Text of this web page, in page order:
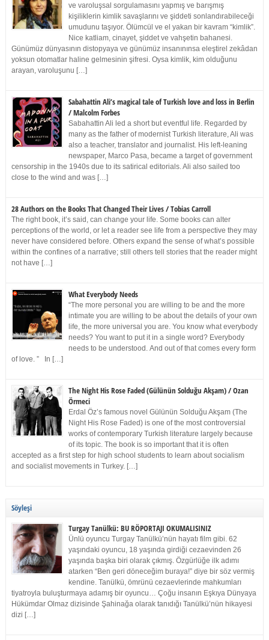
ve varoluşsal sorgulamasını yapmış ve barışmış
kişiliklerin kimlik savaşlarını ve şiddeti sonlandırabileceği
umudunu taşıyor. Ölümcül ve el yakan bir kavram “kimlik”.
Nice katliam, cinayet, şiddet ve vahşetin bahanesi.
Günümüz dünyasının distopyaya ve günümüz insanınınsa eleştirel zekâdan
yoksun otomatlar haline gelmesinin şifresi. Oysa kimlik, kim olduğunu
arayan, varoluşunu […]
Sabahattin Ali’s magical tale of Turkish love and loss in Berlin
/ Malcolm Forbes
Sabahattin Ali led a short but eventful life. Regarded by
many as the father of modernist Turkish literature, Ali was
also a teacher, translator and journalist. His left-leaning
newspaper, Marco Pasa, became a target of government
censorship in the 1940s due to its satirical editorials. Ali also sailed too
close to the wind and was […]
28 Authors on the Books That Changed Their Lives / Tobias Carroll
The right book, it’s said, can change your life. Some books can alter
perceptions of the world, or let a reader see life from a perspective they may
never have considered before. Others expand the sense of what’s possible
within the confines of a narrative; still others tell stories that the reader might
not have […]
What Everybody Needs
“The more personal you are willing to be and the more
intimate you are willing to be about the details of your own
life, the more universal you are. You know what everybody
needs? You want to put it in a single word? Everybody
needs to be understood. And out of that comes every form
of love. ” In […]
The Night His Rose Faded (Gülünün Solduğu Akşam) / Ozan
Örmeci
Erdal Öz’s famous novel Gülünün Solduğu Akşam (The
Night His Rose Faded) is one of the most controversial
works of contemporary Turkish literature largely because
of its topic. The book is so important that it is often
accepted as a first step for high school students to learn about socialism
and socialist movements in Turkey. […]
Söyleşi
Turgay Tanülkü: BU RÖPORTAJI OKUMALISINIZ
Ünlü oyuncu Turgay Tanülkü’nün hayatı film gibi. 62
yaşındaki oyuncu, 18 yaşında girdiği cezaevinden 26
yaşında başka biri olarak çıkmış. Özgürlüğe ilk adımı
atarken “Ben geri döneceğim buraya!” diye bir söz vermiş
kendine. Tanülkü, ömrünü cezaevlerinde mahkumları
tiyatroyla buluşturmaya adamış bir oyuncu… Çoğu insanın Eşkıya Dünyaya
Hükümdar Olmaz dizisinde Şahinağa olarak tanıdığı Tanülkü’nün hikayesi
dizi […]